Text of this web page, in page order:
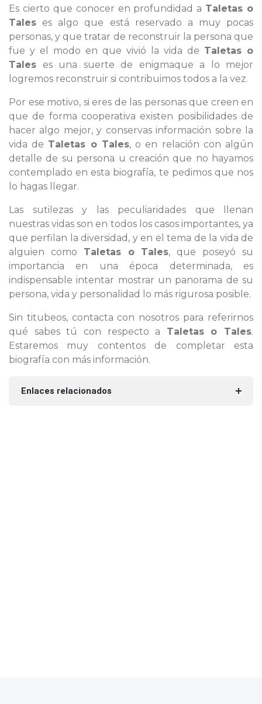
Es cierto que conocer en profundidad a Taletas o
Tales es algo que está reservado a muy pocas
personas, y que tratar de reconstruir la persona que
fue y el modo en que vivió la vida de Taletas o
Tales es una suerte de enigmaque a lo mejor
logremos reconstruir si contribuimos todos a la vez.
Por ese motivo, si eres de las personas que creen en
que de forma cooperativa existen posibilidades de
hacer algo mejor, y conservas información sobre la
vida de Taletas o Tales, o en relación con algún
detalle de su persona u creación que no hayamos
contemplado en esta biografía, te pedimos que nos
lo hagas llegar.
Las sutilezas y las peculiaridades que llenan
nuestras vidas son en todos los casos importantes, ya
que perfilan la diversidad, y en el tema de la vida de
alguien como Taletas o Tales, que poseyó su
importancia en una época determinada, es
indispensable intentar mostrar un panorama de su
persona, vida y personalidad lo más rigurosa posible.
Sin titubeos, contacta con nosotros para referirnos
qué sabes tú con respecto a Taletas o Tales.
Estaremos muy contentos de completar esta
biografía con más información.
Enlaces relacionados